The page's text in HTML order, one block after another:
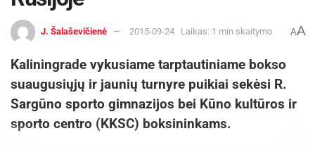
J. Šalaševičienė 2015-09-24 Laikas: 1 min skaitymo AA
Kaliningrade vykusiame tarptautiniame bokso
suaugusiųjų ir jaunių turnyre puikiai sekėsi R.
Sargūno sporto gimnazijos bei Kūno kultūros ir
sporto centro (KKSC) boksininkams.